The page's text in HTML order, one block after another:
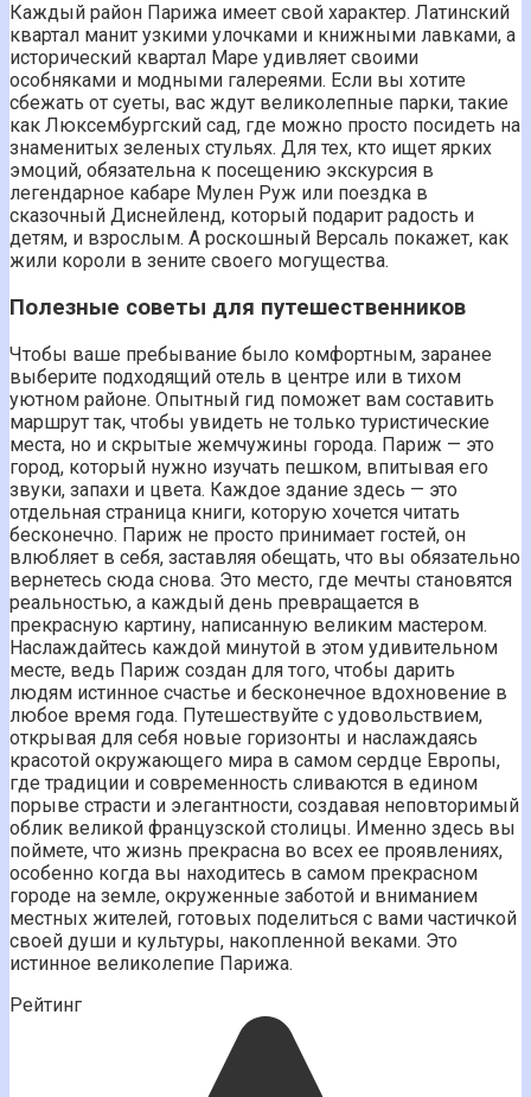
Каждый район Парижа имеет свой характер. Латинский
квартал манит узкими улочками и книжными лавками, а
исторический квартал Маре удивляет своими
особняками и модными галереями. Если вы хотите
сбежать от суеты, вас ждут великолепные парки, такие
как Люксембургский сад, где можно просто посидеть на
знаменитых зеленых стульях. Для тех, кто ищет ярких
эмоций, обязательна к посещению экскурсия в
легендарное кабаре Мулен Руж или поездка в
сказочный Диснейленд, который подарит радость и
детям, и взрослым. А роскошный Версаль покажет, как
жили короли в зените своего могущества.
Полезные советы для путешественников
Чтобы ваше пребывание было комфортным, заранее
выберите подходящий отель в центре или в тихом
уютном районе. Опытный гид поможет вам составить
маршрут так, чтобы увидеть не только туристические
места, но и скрытые жемчужины города. Париж — это
город, который нужно изучать пешком, впитывая его
звуки, запахи и цвета. Каждое здание здесь — это
отдельная страница книги, которую хочется читать
бесконечно. Париж не просто принимает гостей, он
влюбляет в себя, заставляя обещать, что вы обязательно
вернетесь сюда снова. Это место, где мечты становятся
реальностью, а каждый день превращается в
прекрасную картину, написанную великим мастером.
Наслаждайтесь каждой минутой в этом удивительном
месте, ведь Париж создан для того, чтобы дарить
людям истинное счастье и бесконечное вдохновение в
любое время года. Путешествуйте с удовольствием,
открывая для себя новые горизонты и наслаждаясь
красотой окружающего мира в самом сердце Европы,
где традиции и современность сливаются в едином
порыве страсти и элегантности, создавая неповторимый
облик великой французской столицы. Именно здесь вы
поймете, что жизнь прекрасна во всех ее проявлениях,
особенно когда вы находитесь в самом прекрасном
городе на земле, окруженные заботой и вниманием
местных жителей, готовых поделиться с вами частичкой
своей души и культуры, накопленной веками. Это
истинное великолепие Парижа.
Рейтинг